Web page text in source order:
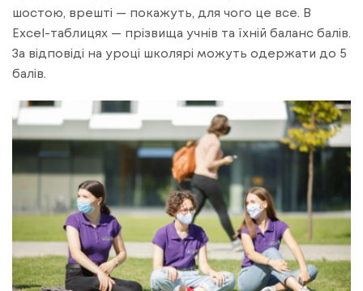
шостою, врешті — покажуть, для чого це все. В
Excel-таблицях — прізвища учнів та їхній баланс балів.
За відповіді на уроці школярі можуть одержати до 5
балів.